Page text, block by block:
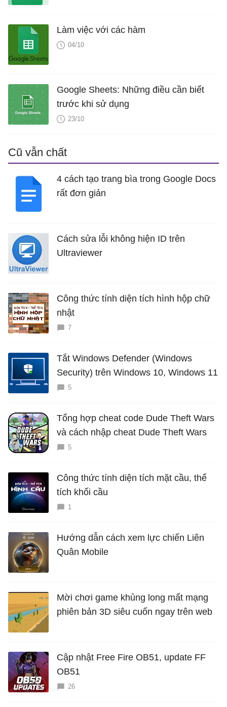
Làm việc với các hàm
04/10
Google Sheets: Những điều cần biết
trước khi sử dụng
23/10
Cũ vẫn chất
4 cách tạo trang bìa trong Google Docs
rất đơn giản
Cách sửa lỗi không hiện ID trên
Ultraviewer
Công thức tính diện tích hình hộp chữ
nhật
7
Tắt Windows Defender (Windows
Security) trên Windows 10, Windows 11
5
Tổng hợp cheat code Dude Theft Wars
và cách nhập cheat Dude Theft Wars
5
Công thức tính diện tích mặt cầu, thể
tích khối cầu
1
Hướng dẫn cách xem lực chiến Liên
Quân Mobile
Mời chơi game khủng long mất mạng
phiên bản 3D siêu cuốn ngay trên web
Cập nhật Free Fire OB51, update FF
OB51
26